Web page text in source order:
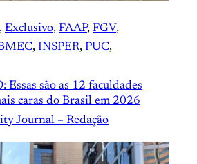
, Exclusivo, FAAP, FGV
, INSPER, PUC
Essas são as 12 faculdades
caras do Brasil em 2026
Journal – Redação